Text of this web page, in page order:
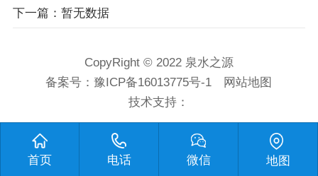
下一篇：暂无数据
CopyRight © 2022 泉水之源
备案号：豫ICP备16013775号-1
网站地图
技术支持：
首页 电话 微信 地图